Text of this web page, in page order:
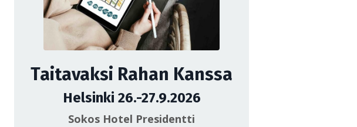
Taitavaksi Rahan Kanssa
Helsinki 26.-27.9.2026
Sokos Hotel Presidentti